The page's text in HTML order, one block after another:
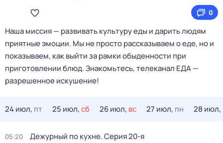
0
Наша миссия — развивать культуру еды и дарить людям
приятные эмоции. Мы не просто рассказываем о еде, но и
показываем, как выйти за рамки обыденности при
приготовлении блюд. Знакомьтесь, телеканал ЕДА —
разрешенное искушение!
24 июл, пт 25 июл,сб 26 июл, вс 27 июл, пн 28 июл,
05:20 Дежурный по кухне. Серия 20-я